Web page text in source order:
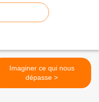
Imaginer ce qui nous
dépasse >